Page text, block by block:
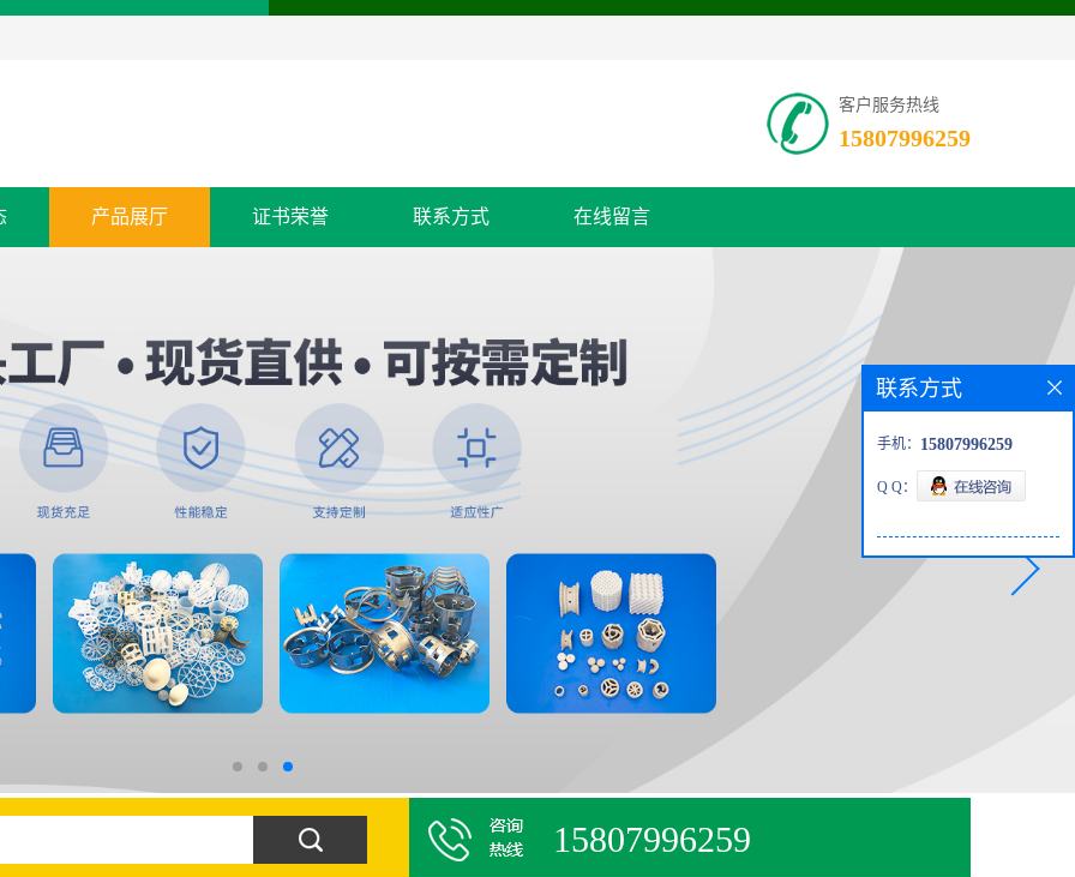
客户服务热线
15807996259
产品展厅 证书荣誉 联系方式 在线留言
15807996259
联系方式
手机： 15807996259
Q Q：